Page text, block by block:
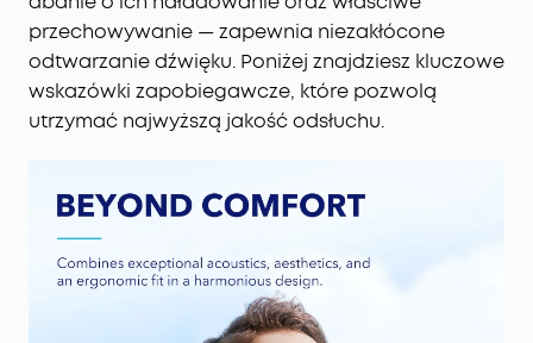
przechowywanie — zapewnia niezakłócone
odtwarzanie dźwięku. Poniżej znajdziesz kluczowe
wskazówki zapobiegawcze, które pozwolą
utrzymać najwyższą jakość odsłuchu.